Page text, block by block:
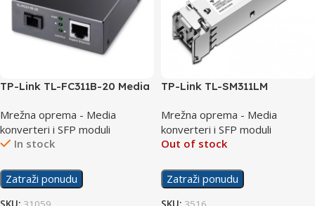
TP-Link TL-FC311B-20 Media
Mrežna oprema - Media
konverteri i SFP moduli
In stock
Zatraži ponudu
TP-Link TL-SM311LM
Module
Mrežna oprema - Media
konverteri i SFP moduli
Out of stock
Zatraži ponudu